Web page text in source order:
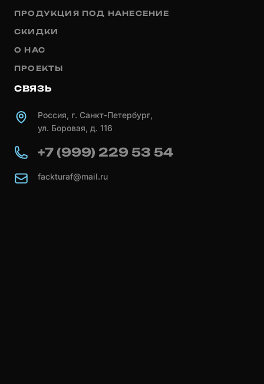
ПРОДУКЦИЯ ПОД НАНЕСЕНИЕ
СКИДКИ
О НАС
ПРОЕКТЫ
СВЯЗЬ
Россия, г. Санкт-Петербург,
ул. Боровая, д. 116
+7 (999) 229 53 54
fackturaf@mail.ru